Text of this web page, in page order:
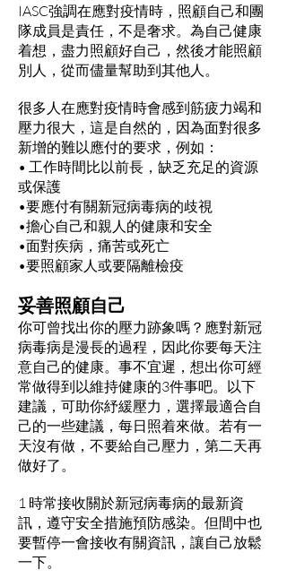
IASC強調在應對疫情時，照顧自己和團
隊成員是責任，不是奢求。為自己健康
着想，盡力照顧好自己，然後才能照顧
別人，從而儘量幫助到其他人。
很多人在應對疫情時會感到筋疲力竭和
壓力很大，這是自然的，因為面對很多
新增的難以應付的要求，例如：
• 工作時間比以前長，缺乏充足的資源
或保護
•要應付有關新冠病毒病的歧視
•擔心自己和親人的健康和安全
•面對疾病，痛苦或死亡
•要照顧家人或要隔離檢疫
妥善照顧自己
你可曾找出你的壓力跡象嗎？應對新冠
病毒病是漫長的過程，因此你要每天注
意自己的健康。事不宜遲，想出你可經
常做得到以維持健康的3件事吧。以下
建議，可助你紓緩壓力，選擇最適合自
己的一些建議，每日照着來做。若有一
天沒有做，不要給自己壓力，第二天再
做好了。
1 時常接收關於新冠病毒病的最新資
訊，遵守安全措施預防感染。但間中也
要暫停一會接收有關資訊，讓自己放鬆
一下。